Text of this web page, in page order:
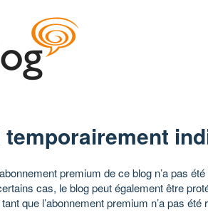
temporairement
premium de ce blog n’a pas
cas, le blog peut également être
que l’abonnement premium n’a pas été